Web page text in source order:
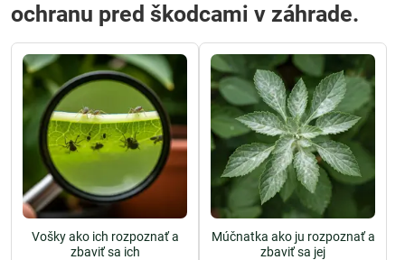
ochranu pred škodcami v záhrade.
Vošky ako ich rozpoznať a
zbaviť sa ich
Múčnatka ako ju rozpoznať a
zbaviť sa jej